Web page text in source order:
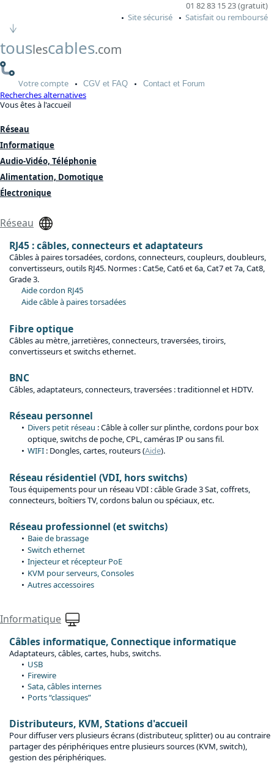
01 82 83 15 23 (gratuit)
Site sécurisé
Satisfait ou remboursé
touslescables.com
Votrecompte CGV et FAQ Contactet Forum
Recherches alternatives
Vous êtes à l'accueil
Réseau
Informatique
Audio-Vidéo, Téléphonie
Alimentation, Domotique
Électronique
Réseau
RJ45 : câbles, connecteurs et adaptateurs
Câbles à paires torsadées, cordons, connecteurs, coupleurs, doubleurs,
convertisseurs, outils RJ45. Normes : Cat5e, Cat6 et 6a, Cat7 et 7a, Cat8,
Grade 3.
Aide cordon RJ45
Aide câble à paires torsadées
Fibre optique
Câbles au mètre, jarretières, connecteurs, traversées, tiroirs,
convertisseurs et switchs ethernet.
BNC
Câbles, adaptateurs, connecteurs, traversées : traditionnel et HDTV.
Réseau personnel
Divers petit réseau : Câble à coller sur plinthe, cordons pour box
optique, switchs de poche, CPL, caméras IP ou sans fil.
WIFI : Dongles, cartes, routeurs (Aide).
Réseau résidentiel (VDI, hors switchs)
Tous équipements pour un réseau VDI : câble Grade 3 Sat, coffrets,
connecteurs, boîtiers TV, cordons balun ou spéciaux, etc.
Réseau professionnel (et switchs)
Baie de brassage
Switch ethernet
Injecteur et récepteur PoE
KVM pour serveurs, Consoles
Autres accessoires
Informatique
Câbles informatique, Connectique informatique
Adaptateurs, câbles, cartes, hubs, switchs.
USB
Firewire
Sata, câbles internes
Ports “classiques”
Distributeurs, KVM, Stations d'accueil
Pour diffuser vers plusieurs écrans (distributeur, splitter) ou au contraire
partager des périphériques entre plusieurs sources (KVM, switch),
gestion des périphériques.